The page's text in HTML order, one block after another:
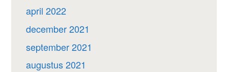
april 2022
december 2021
september 2021
augustus 2021